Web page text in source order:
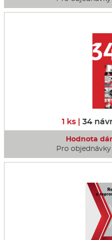
1 ks | 34
Hodnota
Pro